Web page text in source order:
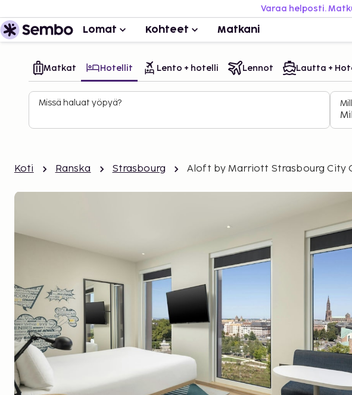
Varaa helposti.
Lomat Kohteet Matkani
Matkat Hotellit Lento + hotelli Lennot Lautta +
Missä haluat yöpyä?
Koti Ranska Strasbourg Aloft by Marriott Strasbourg City